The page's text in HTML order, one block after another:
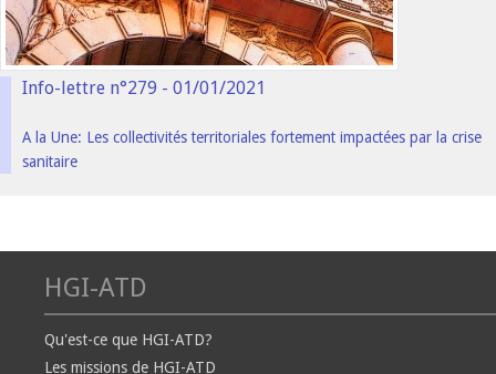
Info-lettre n°279 - 01/01/2021
A la Une: Les collectivités territoriales fortement impactées par la crise
sanitaire
HGI-ATD
Qu'est-ce que HGI-ATD?
Les missions de HGI-ATD